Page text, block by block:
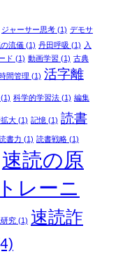
ジャーサー思考(1) デモサ
流儀(1) 丹田呼吸 (1) 入
ド (1) 動画学習 (1) 古典
間管理 (1) 活字離
(1) 科学的学習法(1) 編集
大(1) 記憶(1) 読書
書力 (1) 読書戦略(1)
速読の原
レーニ
究(1) 速読詐